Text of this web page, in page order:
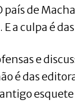
de
a culpa é
e
é das